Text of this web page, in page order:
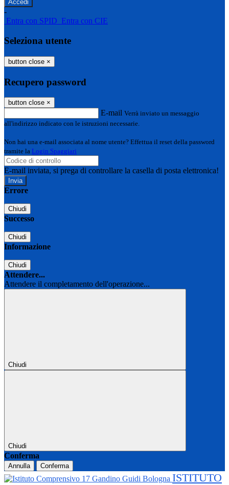
-
Entra con SPID Entra con CIE
Seleziona utente
button close ×
Recupero password
button close ×
E-mail Verrà inviato un messaggio
all'indirizzo indicato con le istruzioni necessarie.
Non hai una e-mail associata al nome utente? Effettua il reset della password
tramite la Login Spaggiari
E-mail inviata, si prega di controllare la casella di posta elettronica!
Errore
Chiudi
Successo
Chiudi
Informazione
Chiudi
Attendere...
Attendere il completamento dell'operazione...
Chiudi
Chiudi
Conferma
Annulla Conferma
ISTITUTO